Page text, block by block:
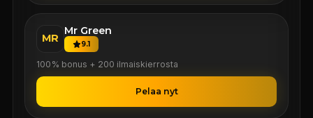
MR
Mr Green
9.1
100% bonus + 200 ilmaiskierrosta
Pelaa nyt